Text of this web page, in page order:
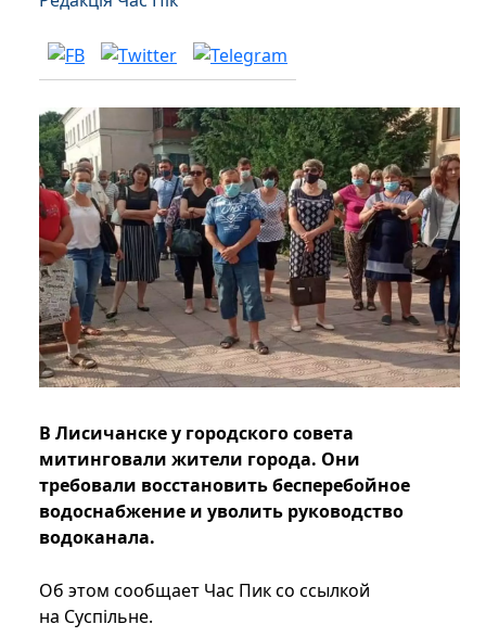
В Лисичанске у городского совета
митинговали жители города. Они
требовали восстановить бесперебойное
водоснабжение и уволить руководство
водоканала.
Об этом сообщает Час Пик со ссылкой
на Суспільне.